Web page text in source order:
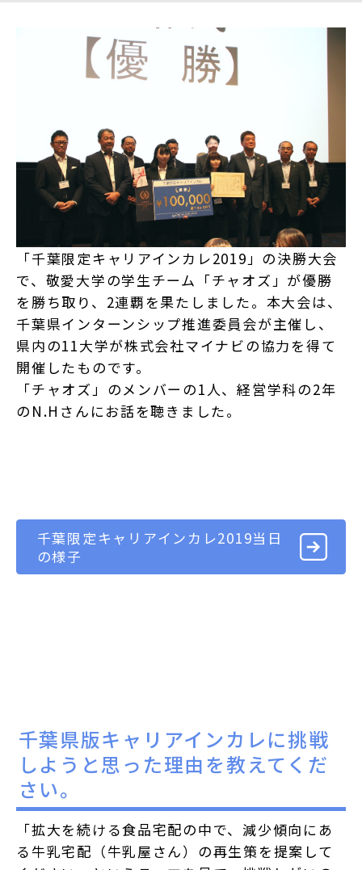
「千葉限定キャリアインカレ2019」の決勝大会
で、敬愛大学の学生チーム「チャオズ」が優勝
を勝ち取り、2連覇を果たしました。本大会は、
千葉県インターンシップ推進委員会が主催し、
県内の11大学が株式会社マイナビの協力を得て
開催したものです。
「チャオズ」のメンバーの1人、経営学科の2年
のN.Hさんにお話を聴きました。
千葉限定キャリアインカレ2019当日
の様子
千葉県版キャリアインカレに挑戦
しようと思った理由を教えてくだ
さい。
「拡大を続ける食品宅配の中で、減少傾向にあ
る牛乳宅配（牛乳屋さん）の再生策を提案して